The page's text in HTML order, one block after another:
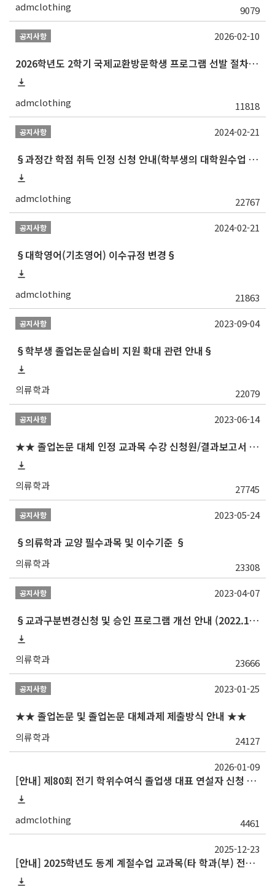
admclothing 9079
공지사항
2026학년도 2학기 국제교환방문학생 프로그램 선발 절차 안내
admclothing 11818
2026-02-10
공지사항
§과정간 학점 취득 인정 신청 안내(학부생의 대학원수업 수강 허가 및 학부학점 인정)§
admclothing 22767
2024-02-21
공지사항
§대학영어(기초영어) 이수규정 변경§
admclothing 21863
2024-02-21
공지사항
§학부생 졸업논문실습비 지원 확대 관련 안내§
의류학과 22079
2023-09-04
공지사항
★★ 졸업논문 대체 인정 교과목 수강 신청원/결과보고서 제출일 안내 (제출서식 포함)★★
의류학과 27745
2023-06-14
공지사항
§의류학과 교양 필수과목 및 이수기준 §
의류학과 23308
2023-05-24
공지사항
§교과구분변경신청 및 승인 프로그램 개선 안내 (2022.10 ~)§
의류학과 23666
2023-04-07
공지사항
★★ 졸업논문 및 졸업논문 대체과제 제출방식 안내 ★★
의류학과 24127
2023-01-25
[안내] 제80회 전기 학위수여식 졸업생 대표 연설자 신청 안내(~1.13 화)
admclothing 4461
2026-01-09
[안내] 2025학년도 동계 계절수업 교과목(타 학과(부) 전공 및 교양) 성적평가방법 선택제 신청 안내
2025-12-23